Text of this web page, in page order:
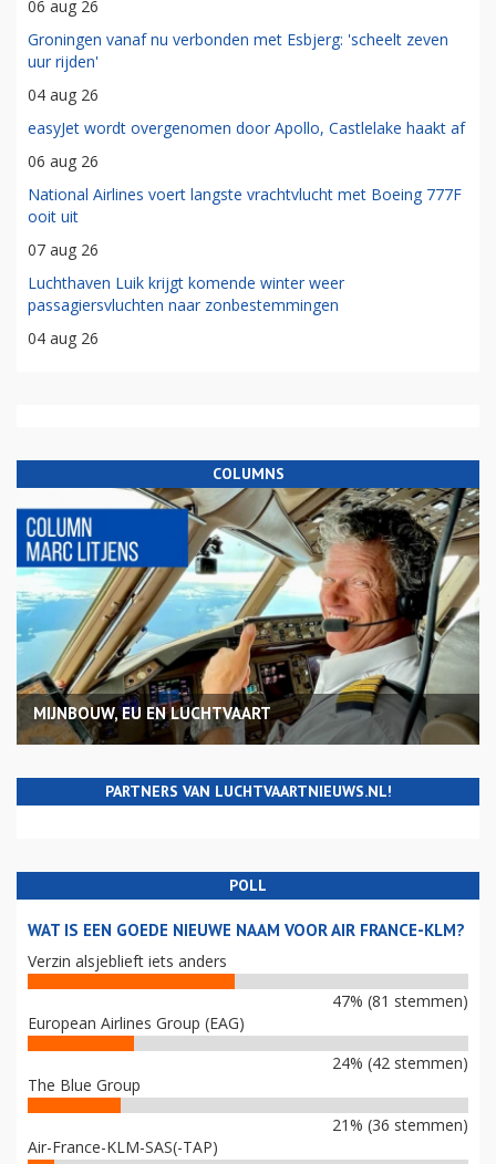
06 aug 26
Groningen vanaf nu verbonden met Esbjerg: 'scheelt zeven
uur rijden'
04 aug 26
easyJet wordt overgenomen door Apollo, Castlelake haakt af
06 aug 26
National Airlines voert langste vrachtvlucht met Boeing 777F
ooit uit
07 aug 26
Luchthaven Luik krijgt komende winter weer
passagiersvluchten naar zonbestemmingen
04 aug 26
COLUMNS
MIJNBOUW, EU EN LUCHTVAART
PARTNERS VAN LUCHTVAARTNIEUWS.NL!
POLL
WAT IS EEN GOEDE NIEUWE NAAM VOOR AIR FRANCE-KLM?
Verzin alsjeblieft iets anders
47% (81 stemmen)
European Airlines Group (EAG)
24% (42 stemmen)
The Blue Group
21% (36 stemmen)
Air-France-KLM-SAS(-TAP)